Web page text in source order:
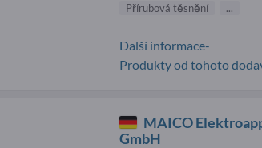
Přírubová těsnění
...
Další informace-
Produkty od tohoto
MAICO
GmbH